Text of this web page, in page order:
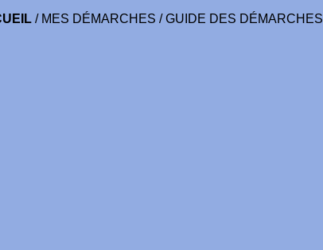
/ MES DÉMARCHES /GUIDE DES DÉMARCHES